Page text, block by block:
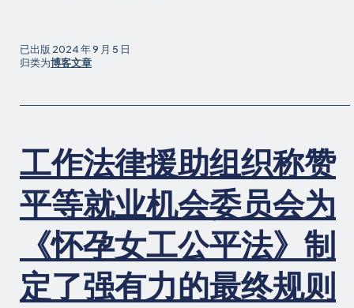
假
的
必
要
性
及
改
进
政
已出版 2024 年 9 月 5 日
归类为博客文章
工作法律援助组织称赞
平等就业机会委员会为
《怀孕女工公平法》制
定了强有力的最终规则